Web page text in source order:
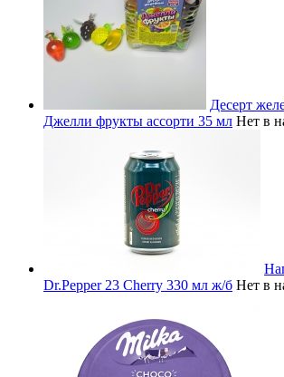
Десерт
Джелли фрукты ассорти 35 мл Нет в
Dr.Pepper 23 Cherry 330 мл ж/б Нет в